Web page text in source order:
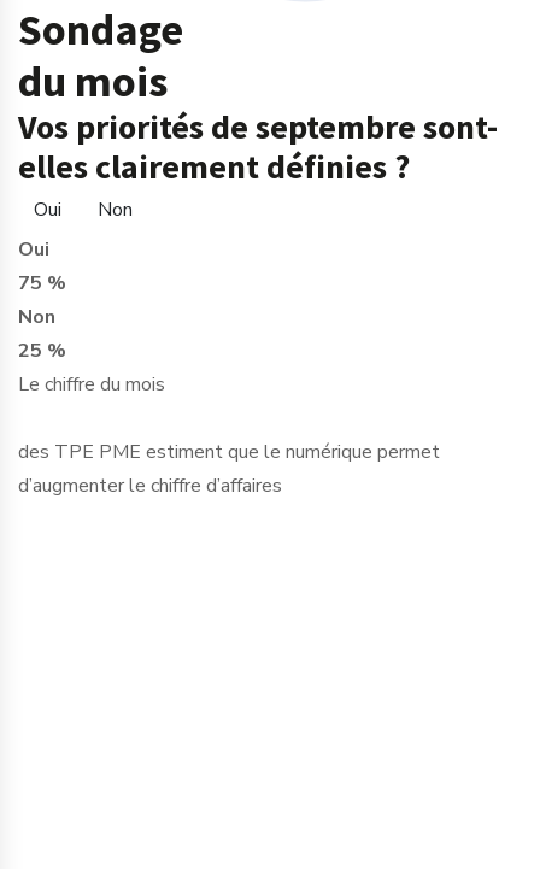
Sondage
du mois
Vos priorités de septembre sont-
elles clairement définies ?
Oui
Non
Oui
75 %
Non
25 %
Le chiffre du mois
des TPE PME estiment que le numérique permet
d’augmenter le chiffre d’affaires